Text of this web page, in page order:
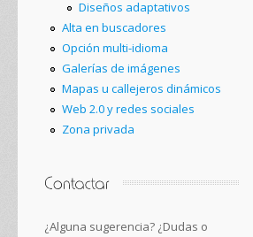
Diseños adaptativos
Alta en buscadores
Opción multi-idioma
Galerías de imágenes
Mapas u callejeros dinámicos
Web 2.0 y redes sociales
Zona privada
¿Alguna sugerencia? ¿Dudas o